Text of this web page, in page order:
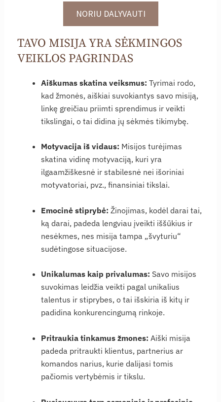
NORIU DALYVAUTI
TAVO MISIJA YRA SĖKMINGOS
VEIKLOS PAGRINDAS
Aiškumas skatina veiksmus: Tyrimai rodo,
kad žmonės, aiškiai suvokiantys savo misiją,
linkę greičiau priimti sprendimus ir veikti
tikslingai, o tai didina jų sėkmės tikimybę.
Motyvacija iš vidaus: Misijos turėjimas
skatina vidinę motyvaciją, kuri yra
ilgaamžiškesnė ir stabilesnė nei išoriniai
motyvatoriai, pvz., finansiniai tikslai.
Emocinė stiprybė: Žinojimas, kodėl darai tai,
ką darai, padeda lengviau įveikti iššūkius ir
nesėkmes, nes misija tampa „švyturiu“
sudėtingose situacijose.
Unikalumas kaip privalumas: Savo misijos
suvokimas leidžia veikti pagal unikalius
talentus ir stiprybes, o tai išskiria iš kitų ir
padidina konkurencingumą rinkoje.
Pritraukia tinkamus žmones: Aiški misija
padeda pritraukti klientus, partnerius ar
komandos narius, kurie dalijasi tomis
pačiomis vertybėmis ir tikslu.